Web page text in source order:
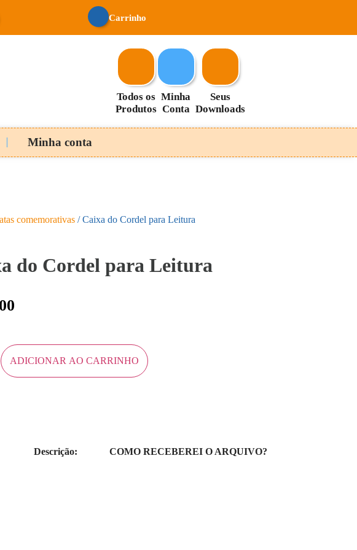
Carrinho
Todos os
Produtos
Minha
Conta
Seus
Downloads
Minha conta
comemorativas / Caixa do Cordel para Leitura
do Cordel para Leitura
ADICIONAR AO CARRINHO
Descrição: COMO RECEBEREI O ARQUIVO?